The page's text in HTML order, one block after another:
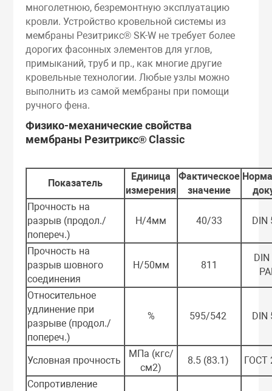
многолетнюю, безремонтную эксплуатацию
кровли. Устройство кровельной системы из
мембраны Резитрикс® SK-W не требует более
дорогих фасонных элементов для углов,
примыканий, труб и пр., как многие другие
кровельные технологии. Любые узлы можно
выполнить из самой мембраны при помощи
ручного фена.
Физико-механические свойства
мембраны Резитрикс® Classic
Показатель
Единица
измерения
Фактическое
значение
Прочность на
разрыв (продол./
попереч.)
Н/4мм 40/33 DIN
Прочность на
разрыв шовного
соединения
Н/50мм 811
Относительное
удлинение при
разрыве (продол./
попереч.)
% 595/542 DIN
Условная прочность
МПа (кгс/
см2)
8.5 (83.1) ГОСТ
Сопротивление